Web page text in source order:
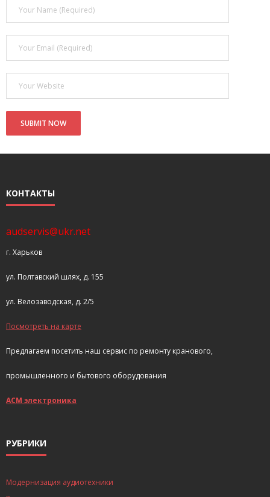
- Конфигурирование и настройка акустических систем для
- Улучшаем звучание — подготовка помещения для
- Выбираем автомагнитолу
КОНТАКТЫ
audservis@ukr.net
г. Харьков
ул. Полтавский шлях, д. 155
ул. Велозаводская, д. 2/5
Посмотреть на карте
Предлагаем посетить наш сервис по ремонту кранового,
промышленного и бытового оборудования
АСМ электроника
РУБРИКИ
Модернизация аудиотехники